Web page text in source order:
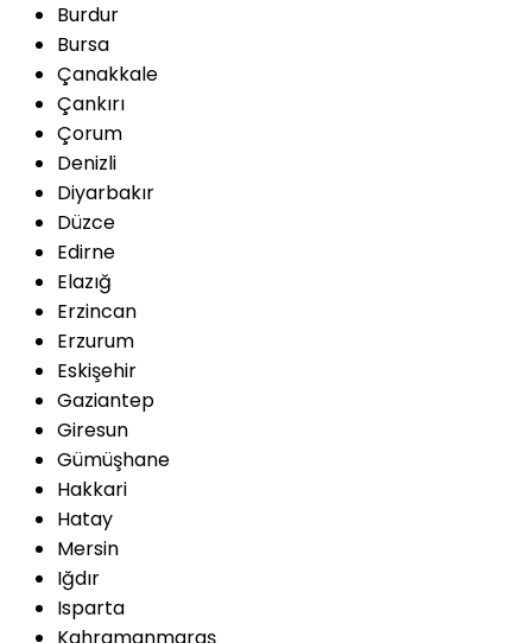
Burdur
Bursa
Çanakkale
Çankırı
Çorum
Denizli
Diyarbakır
Düzce
Edirne
Elazığ
Erzincan
Erzurum
Eskişehir
Gaziantep
Giresun
Gümüşhane
Hakkari
Hatay
Mersin
Iğdır
Isparta